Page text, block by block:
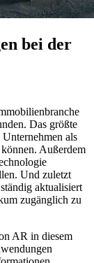
bei der
Das größte
als
Außerdem
Und zuletzt
aktualisiert
zugänglich zu
AR in diesem